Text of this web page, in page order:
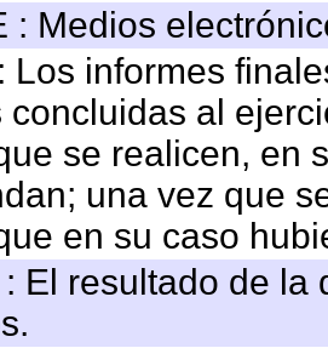
: Medios
Los informes
concluidas al
se realicen, en
una vez que
en su caso
El resultado de